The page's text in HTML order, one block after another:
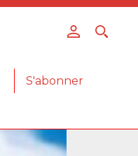
S'abonner